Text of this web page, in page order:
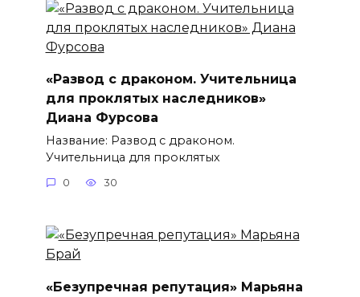
«Развод с драконом. Учительница
для проклятых наследников»
Диана Фурсова
Название: Развод с драконом.
Учительница для проклятых
0 30
«Безупречная репутация» Марьяна